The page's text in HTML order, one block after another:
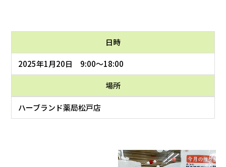
日時
2025年1月20日 9:00～18:00
場所
ハーブランド薬局松戸店